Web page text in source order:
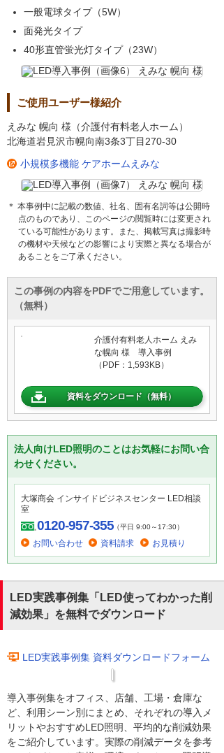
一般電球タイプ（5W）
面発光タイプ
40形直管蛍光灯タイプ（23W）
ご使用ユーザー様紹介
えみな 幌向 様（介護付有料老人ホーム）
北海道岩見沢市幌向南3条3丁目270-30
小規模多機能 ケアホームえみな
＊ 本事例中に記載の数値、社名、固有名詞等は公開時
点のものであり、このページの閲覧時には変更され
ている可能性があります。また、掲載写真は撮影時
の機材や天候などの影響により実際と異なる場合が
あることをご了承ください。
この事例の内容をPDFでご用意しています。
（無料）
介護付有料老人ホーム えみ
な幌向 様 導入事例
（PDF：1,593KB）
資料をダウンロード（無料）
法人向けLED照明のことはお気軽にお問い合
わせください。
大塚商会 インサイドビジネスセンター LED相談
室
0120-957-355（平日 9:00～17:30）
お問い合わせ 資料請求 お見積り
LED実践事例集「LED使ってわかった削
減効果」を無料でダウンロード
LED実践事例集 資料ダウンロードフォーム
導入事例集をオフィス、店舗、工場・倉庫な
ど、利用シーン別にまとめ、それぞれの導入メ
リットやおすすめLED照明、平均的な削減効果
をご紹介しています。実際の削減データを参考